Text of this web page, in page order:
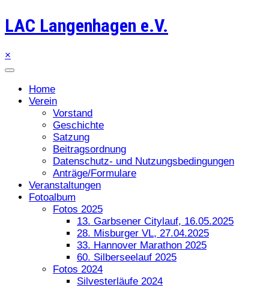
LAC Langenhagen e.V.
×
Home
Verein
Vorstand
Geschichte
Satzung
Beitragsordnung
Datenschutz- und Nutzungsbedingungen
Anträge/Formulare
Veranstaltungen
Fotoalbum
Fotos 2025
13. Garbsener Citylauf, 16.05.2025
28. Misburger VL, 27.04.2025
33. Hannover Marathon 2025
60. Silberseelauf 2025
Fotos 2024
Silvesterläufe 2024